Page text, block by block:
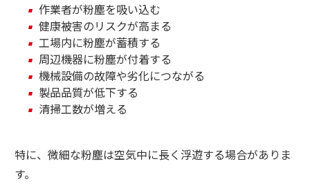
作業者が粉塵を吸い込む
健康被害のリスクが高まる
工場内に粉塵が蓄積する
周辺機器に粉塵が付着する
機械設備の故障や劣化につながる
製品品質が低下する
清掃工数が増える
特に、微細な粉塵は空気中に長く浮遊する場合がありま
す。